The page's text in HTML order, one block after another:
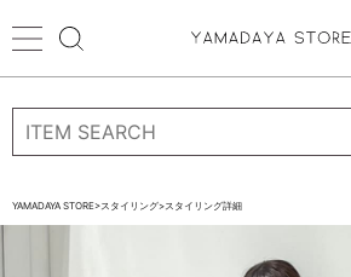
ログイン
YAMADAYA STORE>スタイリング>スタイリング詳細
ログイン